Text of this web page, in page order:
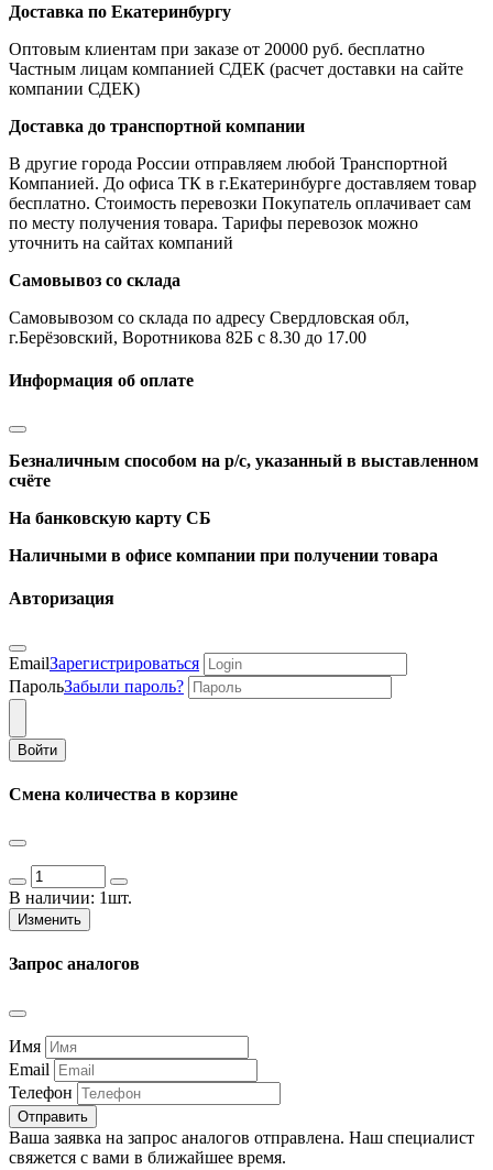
Доставка по Екатеринбургу
Оптовым клиентам при заказе от 20000 руб. бесплатно
Частным лицам компанией СДЕК (расчет доставки на сайте
компании СДЕК)
Доставка до транспортной компании
В другие города России отправляем любой Транспортной
Компанией. До офиса ТК в г.Екатеринбурге доставляем товар
бесплатно. Стоимость перевозки Покупатель оплачивает сам
по месту получения товара. Тарифы перевозок можно
уточнить на сайтах компаний
Самовывоз со склада
Самовывозом со склада по адресу Свердловская обл,
г.Берёзовский, Воротникова 82Б с 8.30 до 17.00
Информация об оплате
Безналичным способом на р/с, указанный в выставленном
счёте
На банковскую карту СБ
Наличными в офисе компании при получении товара
Авторизация
EmailЗарегистрироваться
ПарольЗабыли пароль?
Войти
Смена количества в корзине
В наличии: 1шт.
Изменить
Запрос аналогов
Имя
Email
Телефон
Отправить
Ваша заявка на запрос аналогов отправлена. Наш специалист
свяжется с вами в ближайшее время.